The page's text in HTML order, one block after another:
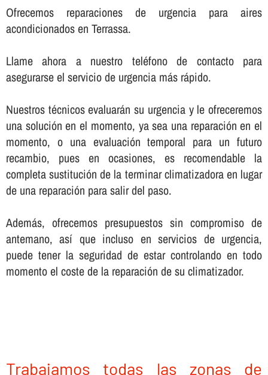
Ofrecemos reparaciones de urgencia para aires
acondicionados en Terrassa.
Llame ahora a nuestro teléfono de contacto para
asegurarse el servicio de urgencia más rápido.
Nuestros técnicos evaluarán su urgencia y le ofreceremos
una solución en el momento, ya sea una reparación en el
momento, o una evaluación temporal para un futuro
recambio, pues en ocasiones, es recomendable la
completa sustitución de la terminar climatizadora en lugar
de una reparación para salir del paso.
Además, ofrecemos presupuestos sin compromiso de
antemano, así­ que incluso en servicios de urgencia,
puede tener la seguridad de estar controlando en todo
momento el coste de la reparación de su climatizador.
Trabajamos todas las zonas de